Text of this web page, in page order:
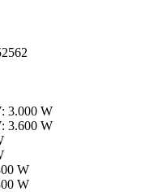
3.000 W
3.600 W
W
W